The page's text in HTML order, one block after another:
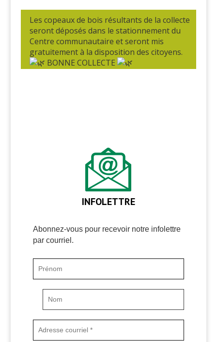
Les copeaux de bois résultants de la collecte
seront déposés dans le stationnement du
Centre communautaire et seront mis
gratuitement à la disposition des citoyens.
BONNE COLLECTE
INFOLETTRE
Abonnez-vous pour recevoir notre infolettre
par courriel.